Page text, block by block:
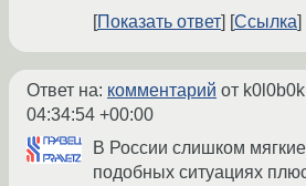
Показать ответ
Ссылка
Ответ на: комментарий от k0l0b0k
04:34:54 +00:00
В России слишком
подобных ситуациях